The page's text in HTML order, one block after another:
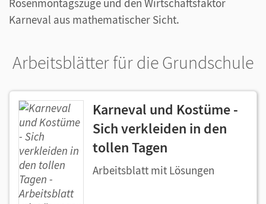
Rosenmontagszüge und den Wirtschaftsfaktor
Karneval aus mathematischer Sicht.
Arbeitsblätter für die Grundschule
Karneval und Kostüme -
Sich verkleiden in den
tollen Tagen
Arbeitsblatt mit Lösungen